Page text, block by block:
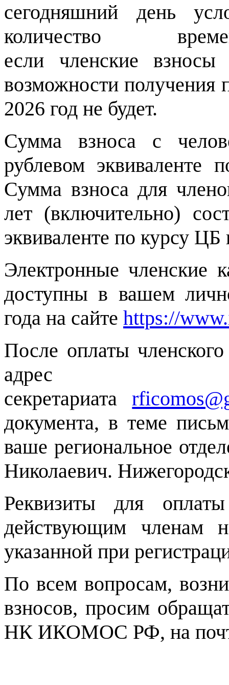
сегодняшний день
количество
если членские
возможности получения
2026 год не будет.
Сумма взноса с
рублевом
Сумма взноса для
лет (включительно)
эквиваленте по курсу
Электронные членские
доступны в вашем
года на сайте https://
После оплаты
адрес
секретариата
документа, в теме
ваше региональное
Николаевич.
Реквизиты для
действующим членам
указанной при
По всем вопросам,
взносов, просим
НК ИКОМОС РФ, на